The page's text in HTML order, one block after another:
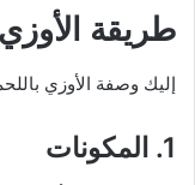
طريقة
إليك وصفة الأوزي
1. المكونات